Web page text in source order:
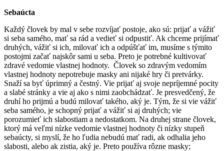
Sebaúcta
Každý človek by mal v sebe rozvíjať postoje, ako sú: prijať a vážiť
si seba samého, mať sa rád a vedieť si odpustiť. Ak chceme prijímať
druhých, vážiť si ich, milovať ich a odpúšťať im, musíme s týmito
postojmi začať najskôr sami u seba. Preto je potrebné kultivovať
zdravé vedomie vlastnej hodnoty. Človek so zdravým vedomím
vlastnej hodnoty nepotrebuje masky ani nijaké hry či pretvárky.
Snaží sa byť úprimný a čestný. Vie prijať aj svoje nepríjemné pocity
a slabé stránky a vie aj ako s nimi zaobchádzať. Je presvedčený, že
druhí ho prijmú a budú milovať takého, aký je. Tým, že si vie vážiť
seba samého, je schopný prijať a vážiť si aj druhých; vie
porozumieť ich slabostiam a nedostatkom. Na druhej strane človek,
ktorý má veľmi nízke vedomie vlastnej hodnoty či nízky stupeň
sebaúcty, si myslí, že ho ľudia nebudú mať radi, ak odhalia jeho
slabosti, alebo ak zistia, aký je. Preto používa rôzne masky;